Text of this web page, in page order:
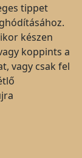
tippet
készen
koppints a
vagy csak fel